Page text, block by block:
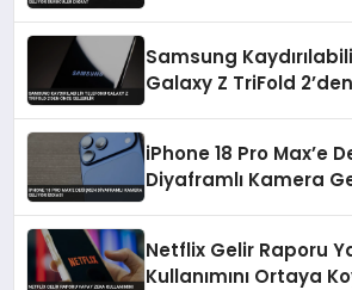
Samsung
Galaxy Z TriFold
iPhone 18 Pro Max’e
Diyaframlı Kamera
Netflix Gelir Raporu
Kullanımını Ortaya